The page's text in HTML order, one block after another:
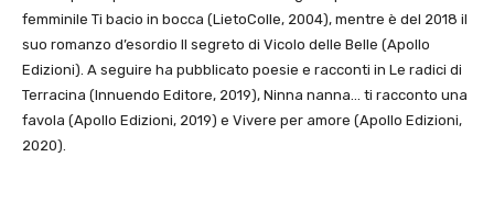
femminile Ti bacio in bocca (LietoColle, 2004), mentre è del 2018 il
suo romanzo d’esordio Il segreto di Vicolo delle Belle (Apollo
Edizioni). A seguire ha pubblicato poesie e racconti in Le radici di
Terracina (Innuendo Editore, 2019), Ninna nanna… ti racconto una
favola (Apollo Edizioni, 2019) e Vivere per amore (Apollo Edizioni,
2020).